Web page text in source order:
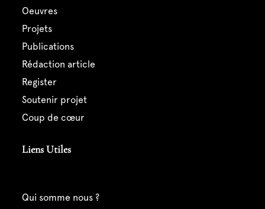
oeuvres
projets
publications
rédaction article
register
soutenir projet
coup de cœur
Liens Utiles
qui somme nous ?